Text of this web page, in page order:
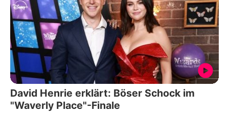
David Henrie erklärt: Böser Schock im
"Waverly Place"-Finale